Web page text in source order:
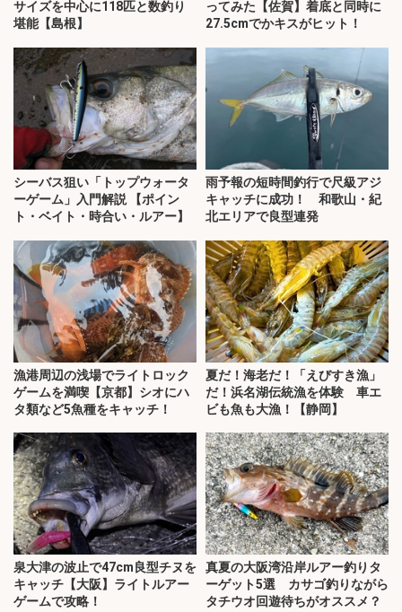
サイズを中心に118匹と数釣り
堪能【島根】
ってみた【佐賀】着底と同時に
27.5cmでかキスがヒット！
シーバス狙い「トップウォータ
ーゲーム」入門解説 【ポイン
ト・ベイト・時合い・ルアー】
雨予報の短時間釣行で尺級アジ
キャッチに成功！ 和歌山・紀
北エリアで良型連発
漁港周辺の浅場でライトロック
ゲームを満喫【京都】シオにハ
タ類など5魚種をキャッチ！
夏だ！海老だ！「えびすき漁」
だ！浜名湖伝統漁を体験 車エ
ビも魚も大漁！【静岡】
泉大津の波止で47cm良型チヌを
キャッチ【大阪】ライトルアー
ゲームで攻略！
真夏の大阪湾沿岸ルアー釣りタ
ーゲット5選 カサゴ釣りながら
タチウオ回遊待ちがオススメ？